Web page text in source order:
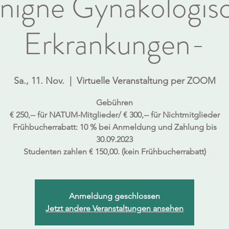
Erkrankungen-
Sa., 11. Nov. Virtuelle Veranstaltung per ZOOM
Gebühren
€ 250,-- für NATUM-Mitglieder/ € 300,-- für Nichtmitglieder
Frühbucherrabatt: 10 % bei Anmeldung und Zahlung bis
30.09.2023
Studenten zahlen € 150,00. (kein Frühbucherrabatt)
Anmeldung geschlossen
Jetzt andere Veranstaltungen ansehen